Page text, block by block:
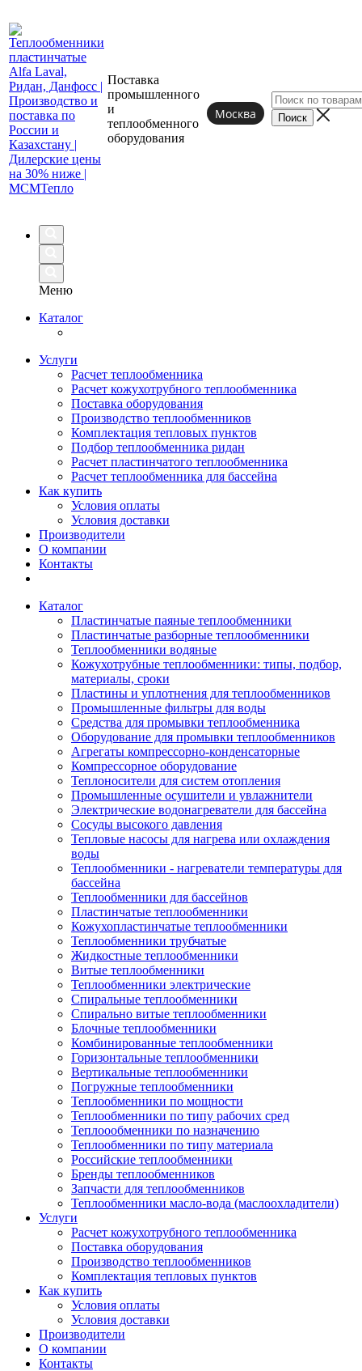
Поставка
промышленного
и
теплообменного
оборудования
Москва
Меню
Каталог
Услуги
Расчет теплообменника
Расчет кожухотрубного теплообменника
Поставка оборудования
Производство теплообменников
Комплектация тепловых пунктов
Подбор теплообменника ридан
Расчет пластинчатого теплообменника
Расчет теплообменника для бассейна
Как купить
Условия оплаты
Условия доставки
Производители
О компании
Контакты
Каталог
Пластинчатые паяные теплообменники
Пластинчатые разборные теплообменники
Теплообменники водяные
Кожухотрубные теплообменники: типы, подбор,
материалы, сроки
Пластины и уплотнения для теплообменников
Промышленные фильтры для воды
Средства для промывки теплообменника
Оборудование для промывки теплообменников
Агрегаты компрессорно-конденсаторные
Компрессорное оборудование
Теплоносители для систем отопления
Промышленные осушители и увлажнители
Электрические водонагреватели для бассейна
Сосуды высокого давления
Тепловые насосы для нагрева или охлаждения
воды
Теплообменники - нагреватели температуры для
бассейна
Теплообменники для бассейнов
Пластинчатые теплообменники
Кожухопластинчатые теплообменники
Теплообменники трубчатые
Жидкостные теплообменники
Витые теплообменники
Теплообменники электрические
Спиральные теплообменники
Спирально витые теплообменники
Блочные теплообменники
Комбинированные теплообменники
Горизонтальные теплообменники
Вертикальные теплообменники
Погружные теплообменники
Теплообменники по мощности
Теплообменники по типу рабочих сред
Теплоообменники по назначению
Теплообменники по типу материала
Российские теплообменники
Бренды теплообменников
Запчасти для теплообменников
Теплообменники масло-вода (маслоохладители)
Услуги
Расчет кожухотрубного теплообменника
Поставка оборудования
Производство теплообменников
Комплектация тепловых пунктов
Как купить
Условия оплаты
Условия доставки
Производители
О компании
Контакты